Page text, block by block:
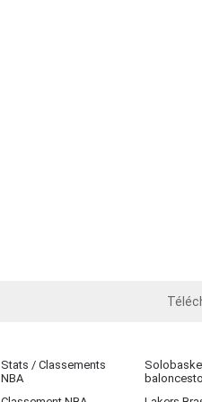
iOS
Stats / Classements
NBA